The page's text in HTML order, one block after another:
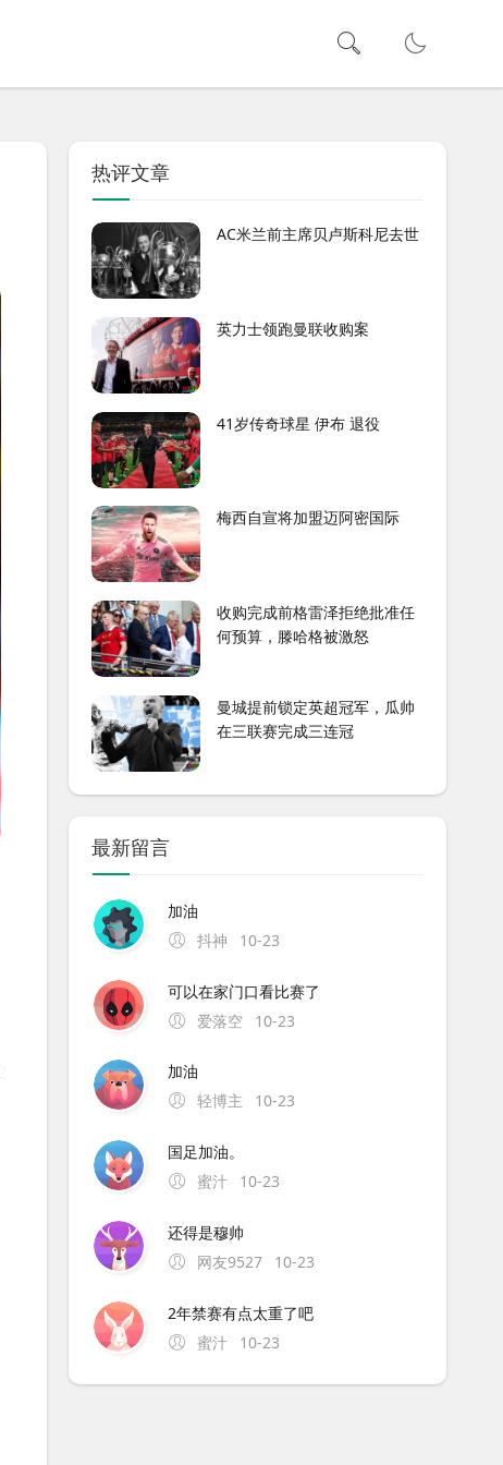
热评文章
AC米兰前主席贝卢斯科尼去世
英力士领跑曼联收购案
41岁传奇球星 伊布 退役
梅西自宣将加盟迈阿密国际
收购完成前格雷泽拒绝批准任
何预算，滕哈格被激怒
曼城提前锁定英超冠军，瓜帅
在三联赛完成三连冠
最新留言
加油
抖神
10-23
可以在家门口看比赛了
爱落空
10-23
加油
轻博主
10-23
国足加油。
蜜汁
10-23
还得是穆帅
网友9527
10-23
2年禁赛有点太重了吧
蜜汁
10-23